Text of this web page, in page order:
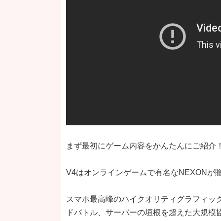
まず最初にゲーム内容をかんたんにご紹介
V4はオンラインゲームで有名なNEXONが
スマホ最高峰のハイクオリティグラフィ
ドバトル、サーバーの垣根を超えた大規